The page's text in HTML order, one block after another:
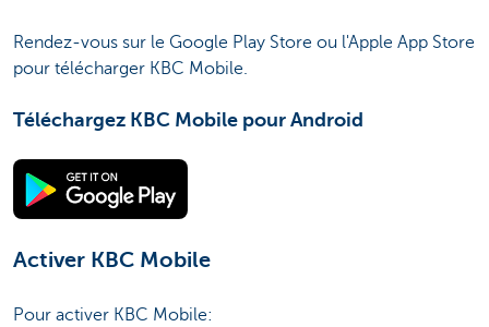
Rendez-vous sur le Google Play Store ou l'Apple App Store
pour télécharger KBC Mobile.
Téléchargez KBC Mobile pour Android
Activer KBC Mobile
Pour activer KBC Mobile: